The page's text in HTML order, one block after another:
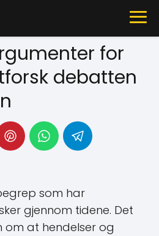
for
debatten
som har
gjennom tidene. Det
om at hendelser og